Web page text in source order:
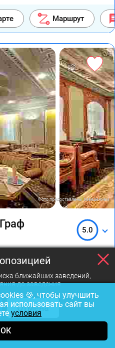
Маршрут
Фото предоставлены заведением
5.0
Парковка у
проезд, 2
ближайших заведений,
до заведения
Отмена
🍪, чтобы улучшить
использовать сайт вы
условия
ОК